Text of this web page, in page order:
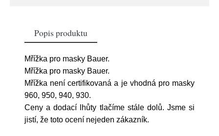
Popis produktu
Mřížka pro masky Bauer.
Mřížka pro masky Bauer.
Mřížka není certifikovaná a je vhodná pro masky
960, 950, 940, 930.
Ceny a dodací lhůty tlačíme stále dolů. Jsme si
jistí, že toto ocení nejeden zákazník.